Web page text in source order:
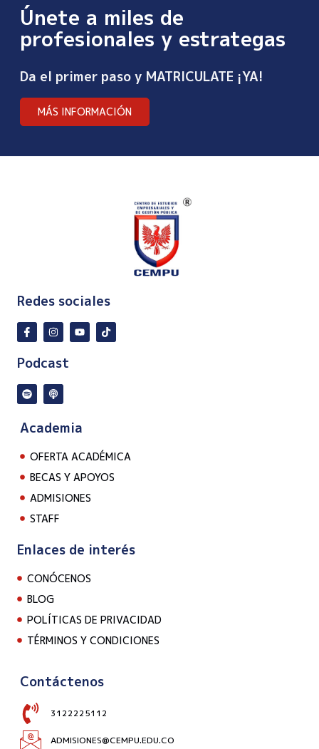
Únete a miles de
profesionales y estrategas
Da el primer paso y MATRICULATE ¡YA!
MÁS INFORMACIÓN
Redes sociales
Podcast
Academia
OFERTA ACADÉMICA
BECAS Y APOYOS
ADMISIONES
STAFF
Enlaces de interés
CONÓCENOS
BLOG
POLÍTICAS DE PRIVACIDAD
TÉRMINOS Y CONDICIONES
Contáctenos
3122225112
ADMISIONES@CEMPU.EDU.CO